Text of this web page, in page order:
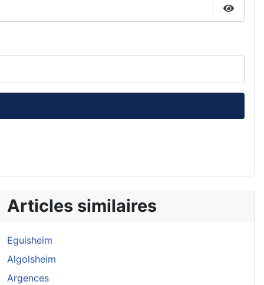
Articles similaires
Eguisheim
Algolsheim
Argences